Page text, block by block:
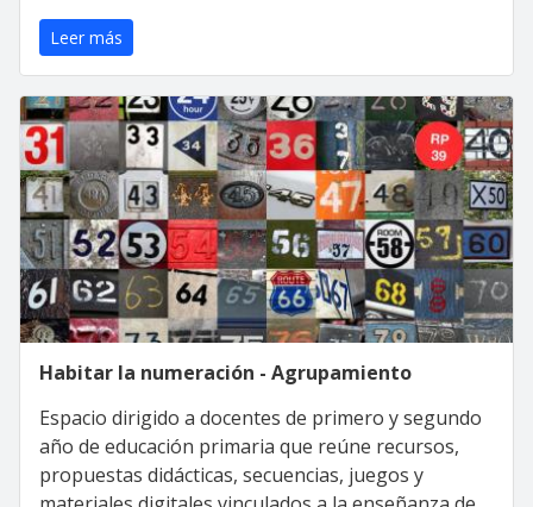
Leer más
Habitar la numeración - Agrupamiento
Espacio dirigido a docentes de primero y segundo
año de educación primaria que reúne recursos,
propuestas didácticas, secuencias, juegos y